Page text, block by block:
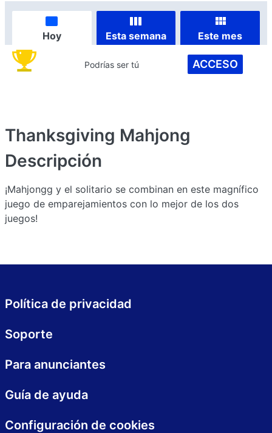
Hoy Esta semana Este mes
Podrías ser tú ACCESO
Thanksgiving Mahjong
Descripción
¡Mahjongg y el solitario se combinan en este magnífico
juego de emparejamientos con lo mejor de los dos
juegos!
Política de privacidad
Soporte
Para anunciantes
Guía de ayuda
Configuración de cookies